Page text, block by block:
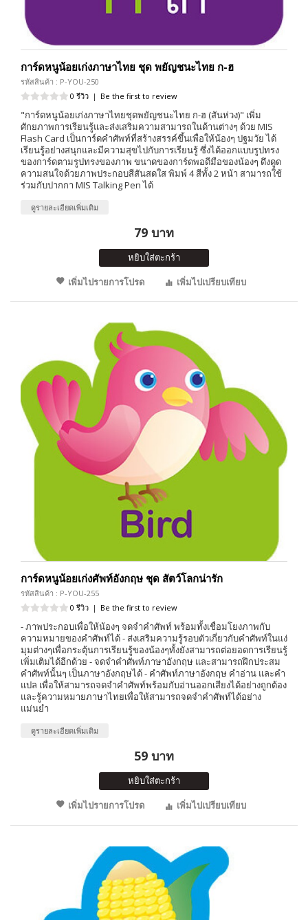
การ์ดหนูน้อยเก่งภาษาไทย ชุด พยัญชนะไทย ก-ฮ
รหัสสินค้า : P-YOU-250
0 รีวิว | Be the first to review
"การ์ดหนูน้อยเก่งภาษาไทยชุดพยัญชนะไทย ก-ฮ (สันห่วง)" เพิ่ม
ศักยภาพการเรียนรู้และส่งเสริมความสามารถในด้านต่างๆ ด้วย MIS
Flash Card เป็นการ์ดคำศัพท์ที่สร้างสรรค์ขึ้นเพื่อให้น้องๆ ปฐมวัย ได้
เรียนรู้อย่างสนุกและมีความสุขไปกับการเรียนรู้ ซึ่งได้ออกแบบรูปทรง
ของการ์ดตามรูปทรงของภาพ ขนาดของการ์ดพอดีมือของน้องๆ ดึงดูด
ความสนใจด้วยภาพประกอบสีสันสดใส พิมพ์ 4 สีทั้ง 2 หน้า สามารถใช้
ร่วมกับปากกา MIS Talking Pen ได้
ดูรายละเอียดเพิ่มเติม
79 บาท
หยิบใส่ตะกร้า
เพิ่มไปรายการโปรด
เพิ่มไปเปรียบเทียบ
การ์ดหนูน้อยเก่งศัพท์อังกฤษ ชุด สัตว์โลกน่ารัก
รหัสสินค้า : P-YOU-255
0 รีวิว | Be the first to review
- ภาพประกอบเพื่อให้น้องๆ จดจำคำศัพท์ พร้อมทั้งเชื่อมโยงภาพกับ
ความหมายของคำศัพท์ได้ - ส่งเสริมความรู้รอบตัวเกี่ยวกับคำศัพท์ในแง่
มุมต่างๆเพื่อกระตุ้นการเรียนรู้ของน้องๆทั้งยังสามารถต่อยอดการเรียนรู้
เพิ่มเติมได้อีกด้วย - จดจำคำศัพท์ภาษาอังกฤษ และสามารถฝึกประสม
คำศัพท์นั้นๆ เป็นภาษาอังกฤษได้ - คำศัพท์ภาษาอังกฤษ คำอ่าน และคำ
แปล เพื่อให้สามารถจดจำคำศัพท์พร้อมกับอ่านออกเสียงได้อย่างถูกต้อง
และรู้ความหมายภาษาไทยเพื่อให้สามารถจดจำคำศัพท์ได้อย่าง
แม่นยำ
ดูรายละเอียดเพิ่มเติม
59 บาท
หยิบใส่ตะกร้า
เพิ่มไปรายการโปรด
เพิ่มไปเปรียบเทียบ